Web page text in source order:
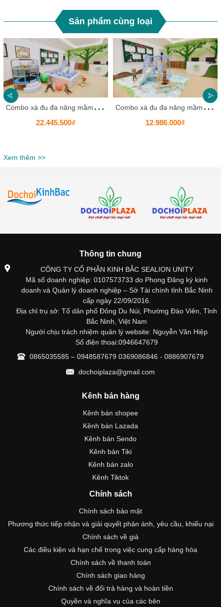
Sản phẩm cùng loại
C
ombo xà đu đa năng mầm non Pro _ Sự kết hợp hoản hảo cho bé khu vui chơi bổ ích
22.445.500₫
C
ombo xà đu đa năng mầm non Star _ Sự kết hợp hoản hảo cho bé khu vui chơi bổ ích
12.986.000₫
Xem thêm >>
Thông tin chung
CÔNG TY CỔ PHẦN KINH BẮC SEALION UNITY
Mã số doanh nghiệp: 0107573733 do Phong Đăng ký kinh
doanh và Quản lý doanh nghiệp – Sở Tài chính tỉnh Bắc Ninh
cấp ngày 22/09/2016.
Địa chỉ trụ sở: Tổ dân phố Đông Du Núi, Phường Đào Viên, Tỉnh
Bắc Ninh, Việt Nam
Người chịu trách nhiệm quản lý website: Nguyễn Văn Hiệp
Số điện thoại:0946647679
0865035585 – 0948587679 0369086846 - 0886907679
dochoiplaza@gmail.com
Kênh bán hàng
Kênh bán shopee
Kênh bán Lazada
Kênh bán Sendo
Kênh bán Tiki
Kênh bán zalo
Kênh Tiktok
Chính sách
Chính sách bảo mật
Phương thức tiếp nhận và giải quyết phản ánh, yêu cầu, khiếu nại
Chính sách về giá
Các điều kiện và hạn chế trong việc cung cấp hàng hóa
Chính sách về thanh toán
Chính sách giao hàng
Chính sách về đổi trả hàng và hoàn tiền
Quyền và nghĩa vụ của các bên